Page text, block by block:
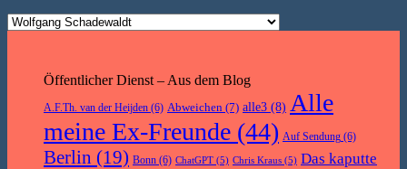
Öffentlicher Dienst – Aus dem Blog
A.F.Th. van der Heijden (6) Abweichen (7) alle3 (8) Alle
meine Ex-Freunde (44) Auf Sendung (6)
Berlin (19) Bonn (6) ChatGPT (5) Chris Kraus (5) Das kaputte